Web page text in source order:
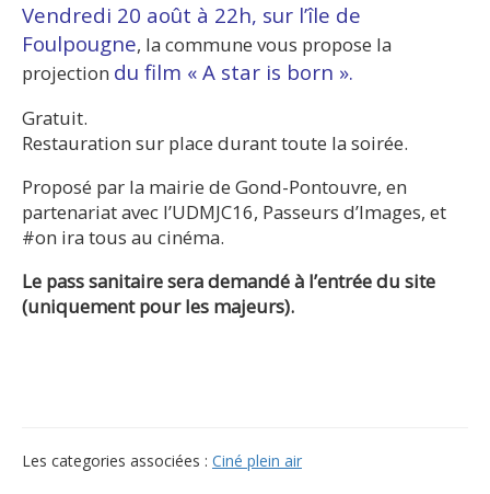
Vendredi 20 août à 22h, sur l’île de
Foulpougne, la commune vous propose la
projection du film « A star is born ».
Gratuit.
Restauration sur place durant toute la soirée.
Proposé par la mairie de Gond-Pontouvre, en
partenariat avec l’UDMJC16, Passeurs d’Images, et
#on ira tous au cinéma.
Le pass sanitaire sera demandé à l’entrée du site
(uniquement pour les majeurs).
Les categories associées : Ciné plein air